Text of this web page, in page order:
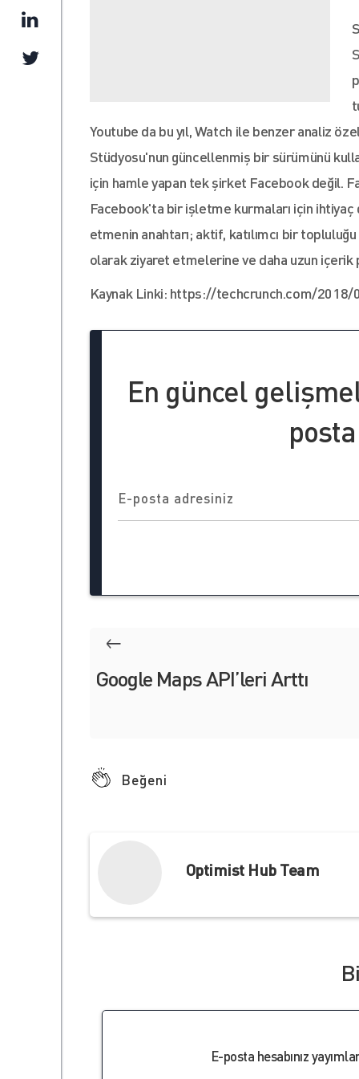
Youtube da bu yıl, Watch ile benzer analiz
Stüdyosu'nun güncellenmiş bir sürümünü
için hamle yapan tek şirket Facebook değil.
Facebook'ta bir işletme kurmaları için ihtiyaç
etmenin anahtarı; aktif, katılımcı bir
olarak ziyaret etmelerine ve daha uzun içerik
Kaynak Linki: https://techcrunch.com/
En güncel
Google Maps API’leri Arttı
Beğeni
Optimist Hub Team
E-posta hesabınız